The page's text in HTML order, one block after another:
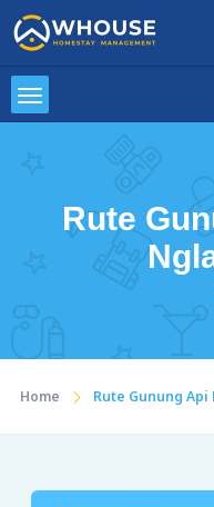
Rute
Home Rute Gunung